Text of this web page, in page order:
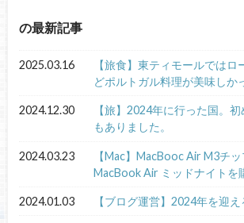
の最新記事
2025.03.16
【旅食】東ティモールではロ
どポルトガル料理が美味しか
2024.12.30
【旅】2024年に行った国。
もありました。
2024.03.23
【Mac】MacBooc Air M3チ
MacBook Air ミッドナイトを
2024.01.03 【ブログ運営】2024年を迎